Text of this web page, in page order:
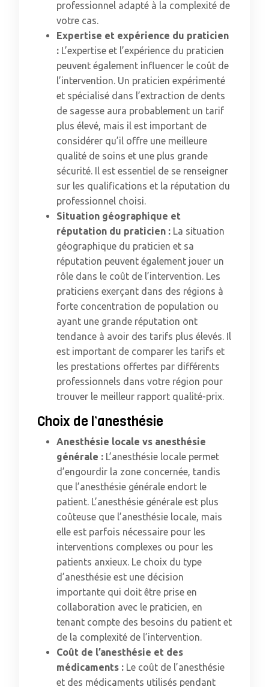
professionnel adapté à la complexité de
votre cas.
Expertise et expérience du praticien
: L’expertise et l’expérience du praticien
peuvent également influencer le coût de
l’intervention. Un praticien expérimenté
et spécialisé dans l’extraction de dents
de sagesse aura probablement un tarif
plus élevé, mais il est important de
considérer qu’il offre une meilleure
qualité de soins et une plus grande
sécurité. Il est essentiel de se renseigner
sur les qualifications et la réputation du
professionnel choisi.
Situation géographique et
réputation du praticien : La situation
géographique du praticien et sa
réputation peuvent également jouer un
rôle dans le coût de l’intervention. Les
praticiens exerçant dans des régions à
forte concentration de population ou
ayant une grande réputation ont
tendance à avoir des tarifs plus élevés. Il
est important de comparer les tarifs et
les prestations offertes par différents
professionnels dans votre région pour
trouver le meilleur rapport qualité-prix.
Choix de l’anesthésie
Anesthésie locale vs anesthésie
générale : L’anesthésie locale permet
d’engourdir la zone concernée, tandis
que l’anesthésie générale endort le
patient. L’anesthésie générale est plus
coûteuse que l’anesthésie locale, mais
elle est parfois nécessaire pour les
interventions complexes ou pour les
patients anxieux. Le choix du type
d’anesthésie est une décision
importante qui doit être prise en
collaboration avec le praticien, en
tenant compte des besoins du patient et
de la complexité de l’intervention.
Coût de l’anesthésie et des
médicaments : Le coût de l’anesthésie
et des médicaments utilisés pendant